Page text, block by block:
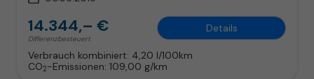
14.344,– €
Differenzbesteuert
Details
Verbrauch kombiniert: 4,20 l/100km
CO2-Emissionen: 109,00 g/km